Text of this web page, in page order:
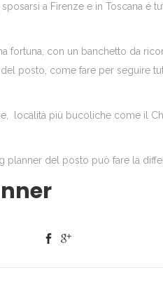
a Firenze e in Toscana é
fortuna, con un banchetto da
posto, come fare per seguire
località più bucoliche come il
planner del posto può fare la